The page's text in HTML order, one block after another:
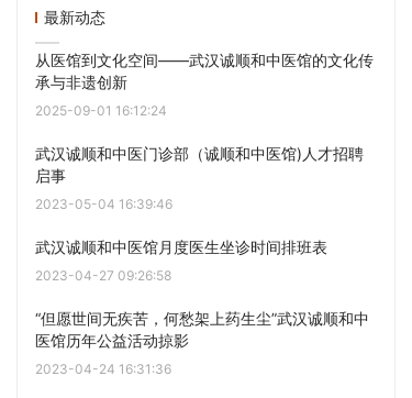
最新动态
从医馆到文化空间——武汉诚顺和中医馆的文化传
承与非遗创新
2025-09-01 16:12:24
武汉诚顺和中医门诊部（诚顺和中医馆)人才招聘
启事
2023-05-04 16:39:46
武汉诚顺和中医馆月度医生坐诊时间排班表
2023-04-27 09:26:58
“但愿世间无疾苦，何愁架上药生尘”武汉诚顺和中
医馆历年公益活动掠影
2023-04-24 16:31:36